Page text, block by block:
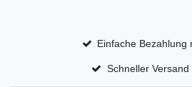
Einfache Bezahlung
Schneller Versand